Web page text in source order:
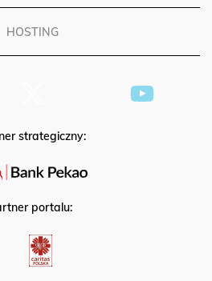
HOSTING
strategiczny:
portalu: